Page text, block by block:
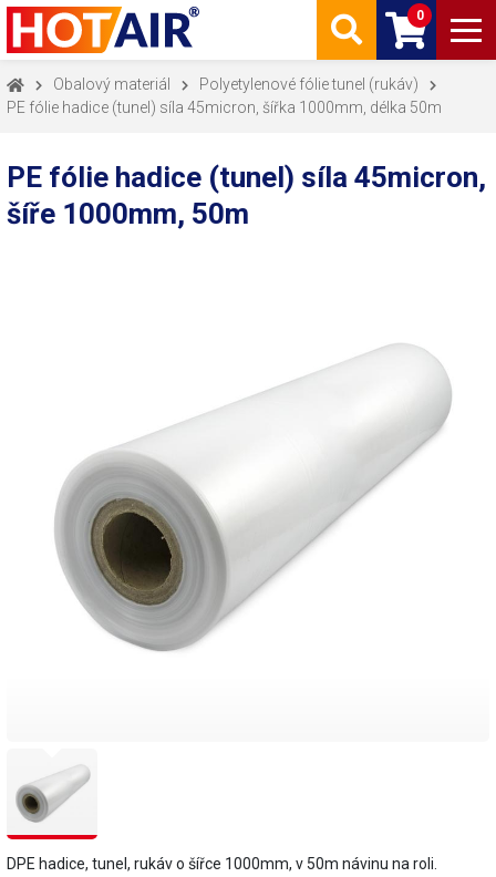
0
Obalový materiál
Polyetylenové fólie tunel (rukáv)
PE fólie hadice (tunel) síla 45micron, šířka 1000mm, délka 50m
PE fólie hadice (tunel) síla 45micron,
šíře 1000mm, 50m
DPE hadice, tunel, rukáv o šířce 1000mm, v 50m návinu na roli.